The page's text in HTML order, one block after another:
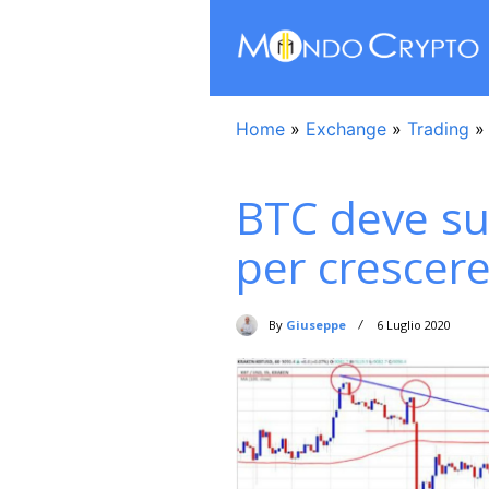
Home » Exchange » Trading »
BTC deve
per
By Giuseppe 6 Luglio 2020